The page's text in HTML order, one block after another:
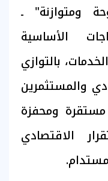
ومتوازنة" ـ
الأساسية
بالتوازي
والمستثمرين
ومحفزة
الاقتصادي